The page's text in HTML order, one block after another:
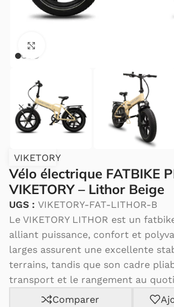
VIKETORY
Vélo électrique FATBIKE
VIKETORY – Lithor Beige
UGS : VIKETORY-FAT-LITHOR-B
Le VIKETORY LITHOR est un
alliant puissance, confort et
larges assurent une excellente
terrains, tandis que son cadre
transport et le rangement au
Comparer